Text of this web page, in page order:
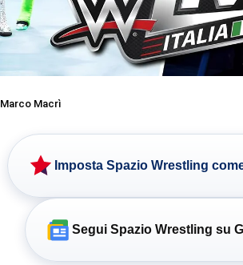
Marco Macrì
Imposta Spazio Wrestling
Segui Spazio Wrestling su